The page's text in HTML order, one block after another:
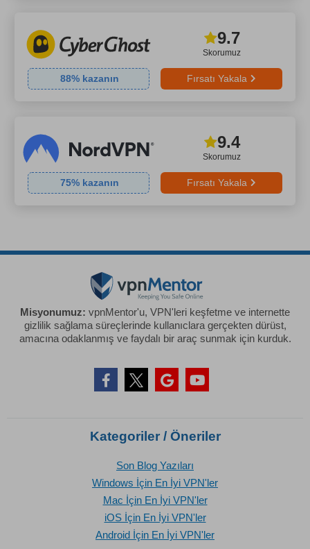
Skorumuz
9.7
88% kazanın Fırsatı Yakala
Skorumuz
9.4
75% kazanın Fırsatı Yakala
Misyonumuz: vpnMentor'u, VPN'leri keşfetme ve internette
gizlilik sağlama süreçlerinde kullanıclara gerçekten dürüst,
amacına odaklanmış ve faydalı bir araç sunmak için kurduk.
Kategoriler / Öneriler
Son Blog Yazıları
Windows İçin En İyi VPN'ler
Mac İçin En İyi VPN'ler
iOS İçin En İyi VPN'ler
Android İçin En İyi VPN'ler